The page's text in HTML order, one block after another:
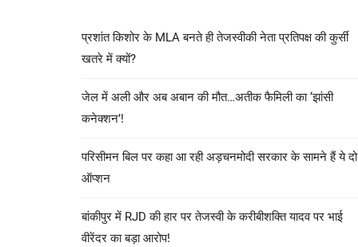
प्रशांत किशोर के MLA बनते ही तेजस्वीकी नेता प्रतिपक्ष की कुर्सी
खतरे में क्यों?
जेल में अली और अब अबान की मौत…अतीक फैमिली का ‘झांसी
कनेक्शन’!
परिसीमन बिल पर कहा आ रही अड़चनमोदी सरकार के सामने हैं ये दो
ऑप्शन
बांकीपुर में RJD की हार पर तेजस्वी के करीबीशक्ति यादव पर भाई
वीरेंदर का बड़ा आरोप!